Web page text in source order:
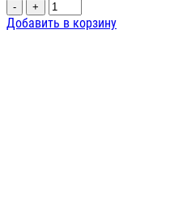
- +
Добавить в корзину